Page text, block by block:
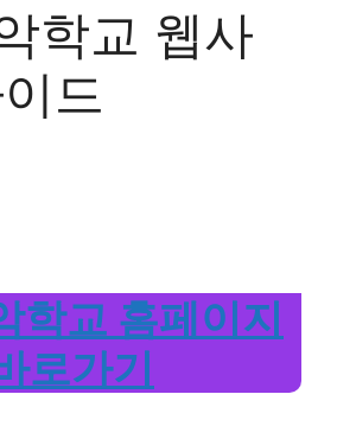
학교 웹사
드
학교 홈페이지
로가기